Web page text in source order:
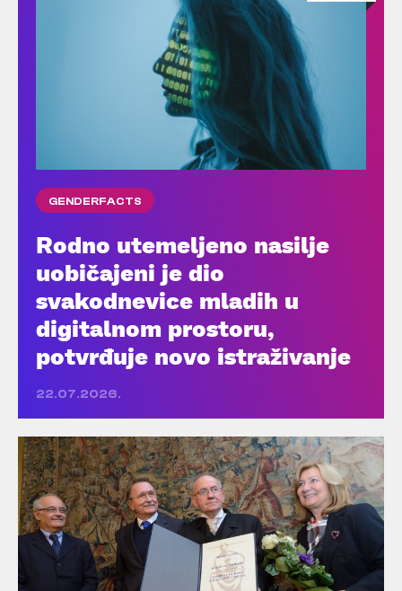
GENDERFACTS
Rodno utemeljeno nasilje
uobičajeni je dio
svakodnevice mladih u
digitalnom prostoru,
potvrđuje novo istraživanje
22.07.2026.